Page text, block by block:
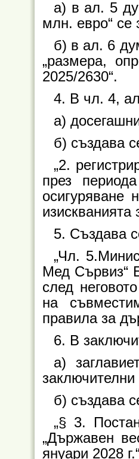
а) в ал. 5
млн. евро“ се
б) в ал. 6
„размера,
2025/2630“.
4. В чл. 4,
а)
б) създава
„2.
през
осигуряване
5. Създава
„Чл.
Мед Сървиз“
след
на
правила за
6. В
а)
заключителни
б) създава
„§ 3.
„Държавен
януари 2028